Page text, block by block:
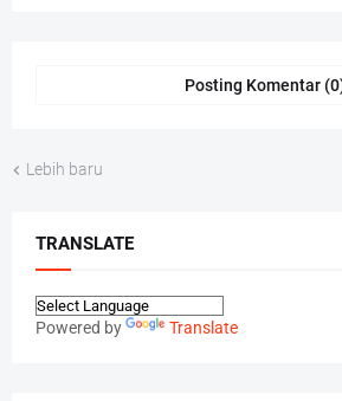
Posting Komentar
Lebih baru
TRANSLATE
Powered by Translate